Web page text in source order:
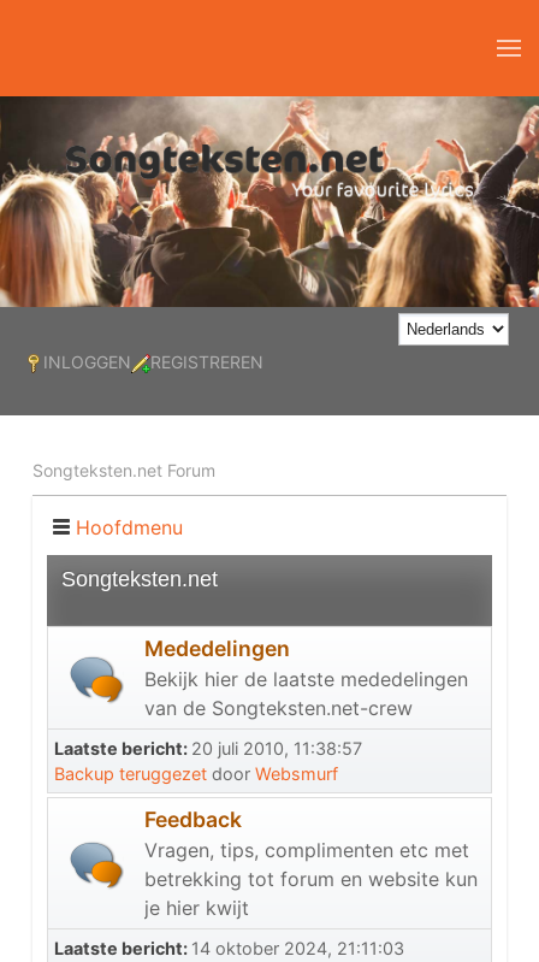
INLOGGEN REGISTREREN
Songteksten.net Forum
Hoofdmenu
Songteksten.net
Mededelingen
Bekijk hier de laatste mededelingen
van de Songteksten.net-crew
Laatste bericht: 20 juli 2010, 11:38:57
Backup teruggezet door Websmurf
Feedback
Vragen, tips, complimenten etc met
betrekking tot forum en website kun
je hier kwijt
Laatste bericht: 14 oktober 2024, 21:11:03